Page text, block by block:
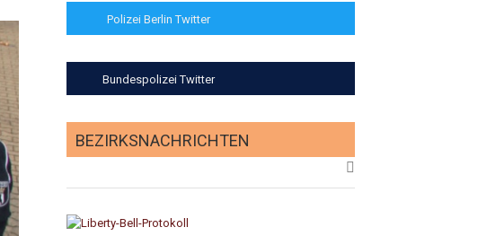
Polizei Berlin Twitter
Bundespolizei Twitter
BEZIRKSNACHRICHTEN